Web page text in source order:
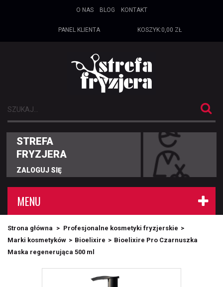
O NAS BLOG KONTAKT
KOSZYK:0,00 ZŁ
PANEL KLIENTA
STREFA
FRYZJERA
ZALOGUJ SIĘ
MENU
Strona główna > Profesjonalne kosmetyki fryzjerskie >
Marki kosmetyków > Bioelixire > Bioelixire Pro Czarnuszka
Maska regenerująca 500 ml